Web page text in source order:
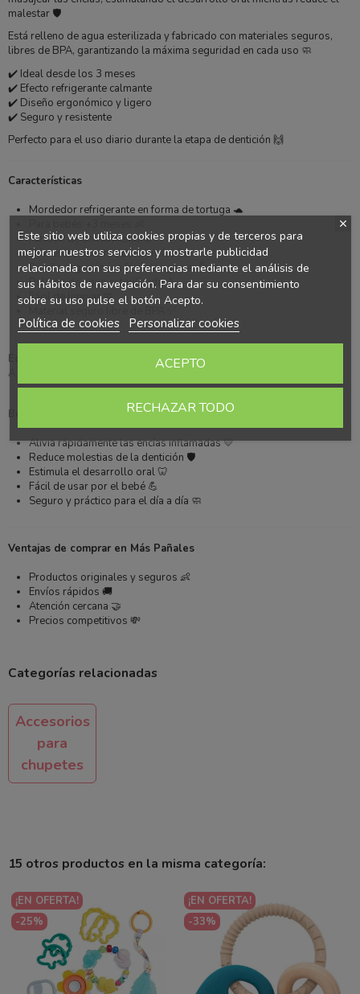
malestar 🛡️
Está relleno de agua esterilizada y fabricado con materiales seguros,
libres de BPA, garantizando la máxima seguridad en cada uso 🧼
✔️ Ideal desde los 3 meses
✔️ Efecto refrigerante calmante
✔️ Diseño ergonómico y ligero
✔️ Seguro y resistente
Perfecto para el uso diario durante la etapa de dentición 🙌
Características
Mordedor refrigerante en forma de tortuga 🐢
Función de enfriamiento ❄️
Diferentes texturas para encías 🦷
Diseño ergonómico fácil de agarrar ✋
Relleno de agua esterilizada 💧
Fácil de limpiar 🧼
Material seguro libre de BPA ✅
Edad recomendada
A partir de 3 meses 👶
Beneficios
Alivia rápidamente las encías inflamadas 💛
Reduce molestias de la dentición 🛡️
Estimula el desarrollo oral 🦷
Fácil de usar por el bebé 💪
Seguro y práctico para el día a día 🧼
Ventajas de comprar en Más Pañales
Productos originales y seguros 👶
Envíos rápidos 🚚
Atención cercana 🤝
Precios competitivos 💸
Categorías relacionadas
Accesorios
para
chupetes
15 otros productos en la misma categoría:
¡EN OFERTA!
-25%
¡EN OFERTA!
-33%
Este sitio web utiliza cookies propias y de terceros para
mejorar nuestros servicios y mostrarle publicidad
relacionada con sus preferencias mediante el análisis de
sus hábitos de navegación. Para dar su consentimiento
sobre su uso pulse el botón Acepto.
Política de cookies Personalizar cookies
RECHAZAR TODO
ACEPTO